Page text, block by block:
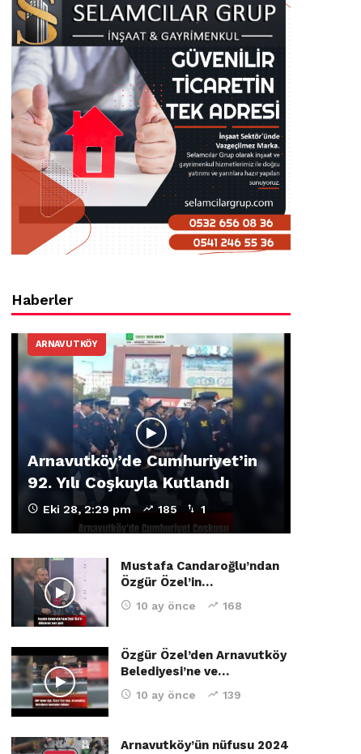
Haberler
ARNAVUTKÖY
Arnavutköy’de Cumhuriyet’in
92. Yılı Coşkuyla Kutlandı
Eki 28, 2:29 pm 185 1
Mustafa Candaroğlu’ndan
Özgür Özel’in…
10 ay önce 168
Özgür Özel’den Arnavutköy
Belediyesi’ne ve…
10 ay önce 139
Arnavutköy’ün nüfusu 2024